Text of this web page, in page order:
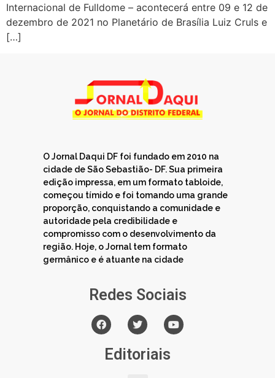
Internacional de Fulldome – acontecerá entre 09 e 12 de
dezembro de 2021 no Planetário de Brasília Luiz Cruls e
[…]
O Jornal Daqui DF foi fundado em 2010 na
cidade de São Sebastião- DF. Sua primeira
edição impressa, em um formato tabloide,
começou tímido e foi tomando uma grande
proporção, conquistando a comunidade e
autoridade pela credibilidade e
compromisso com o desenvolvimento da
região. Hoje, o Jornal tem formato
germânico e é atuante na cidade
Redes Sociais
Editoriais